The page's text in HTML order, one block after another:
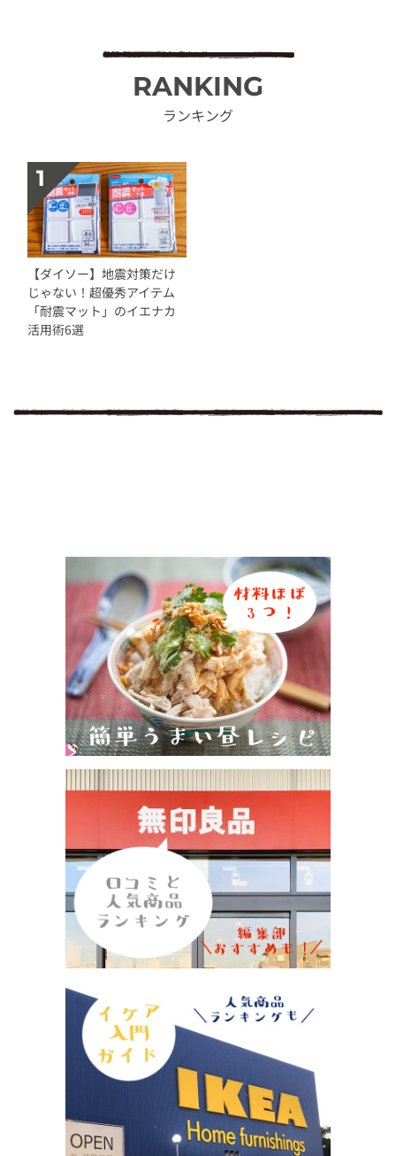
RANKING
ランキング
【ダイソー】地震対策だけ
じゃない！超優秀アイテム
「耐震マット」のイエナカ
活用術6選